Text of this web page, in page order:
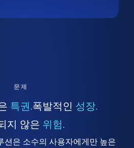
문제
특권. 폭발적인 성장.
지 않은 위험.
션은 소수의 사용자에게만 높은